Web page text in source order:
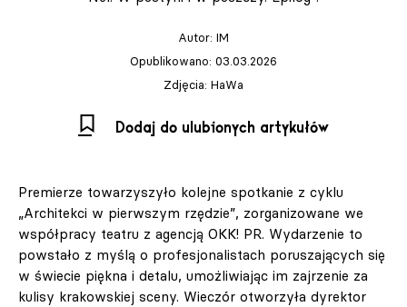
Autor: IM
Opublikowano: 03.03.2026
Zdjęcia: HaWa
Dodaj do ulubionych artykułów
Premierze towarzyszyło kolejne spotkanie z cyklu
„Architekci w pierwszym rzędzie”, zorganizowane we
współpracy teatru z agencją OKK! PR. Wydarzenie to
powstało z myślą o profesjonalistach poruszających się
w świecie piękna i detalu, umożliwiając im zajrzenie za
kulisy krakowskiej sceny. Wieczór otworzyła dyrektor